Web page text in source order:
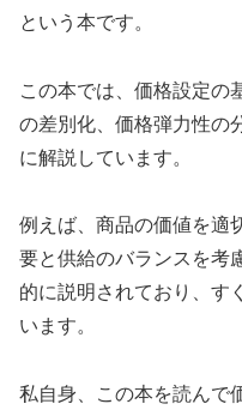
という本です。
この本では、価格設定の
の差別化、価格弾力性の
に解説しています。
例えば、商品の価値を適
要と供給のバランスを考
的に説明されており、す
います。
私自身、この本を読んで